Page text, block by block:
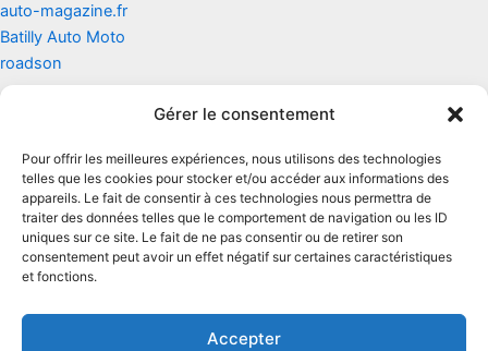
Gérer le consentement
Pour offrir les meilleures expériences, nous utilisons des technologies
telles que les cookies pour stocker et/ou accéder aux informations des
appareils. Le fait de consentir à ces technologies nous permettra de
traiter des données telles que le comportement de navigation ou les ID
uniques sur ce site. Le fait de ne pas consentir ou de retirer son
consentement peut avoir un effet négatif sur certaines caractéristiques
et fonctions.
Accepter
auto-magazine.fr
Batilly Auto Moto
roadson
Mentions légales
Conditions générales d'utilisation
Conditions générales de vente
Politique de cookies